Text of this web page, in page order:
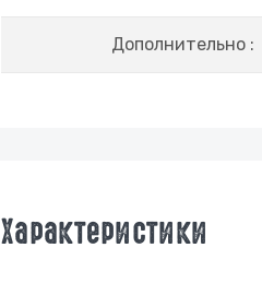
Дополнительно :
Характеристики